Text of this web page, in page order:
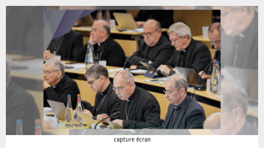
capture écran